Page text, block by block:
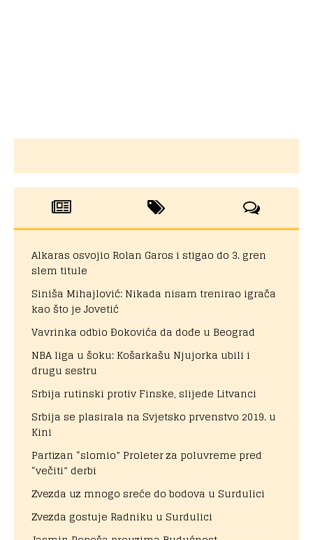
Alkaras osvojio Rolan Garos i stigao do 3. gren
slem titule
Siniša Mihajlović: Nikada nisam trenirao igrača
kao što je Jovetić
Vavrinka odbio Đokovića da dođe u Beograd
NBA liga u šoku: Košarkašu Njujorka ubili i
drugu sestru
Srbija rutinski protiv Finske, slijede Litvanci
Srbija se plasirala na Svjetsko prvenstvo 2019. u
Kini
Partizan “slomio” Proleter za poluvreme pred
“večiti” derbi
Zvezda uz mnogo sreće do bodova u Surdulici
Zvezda gostuje Radniku u Surdulici